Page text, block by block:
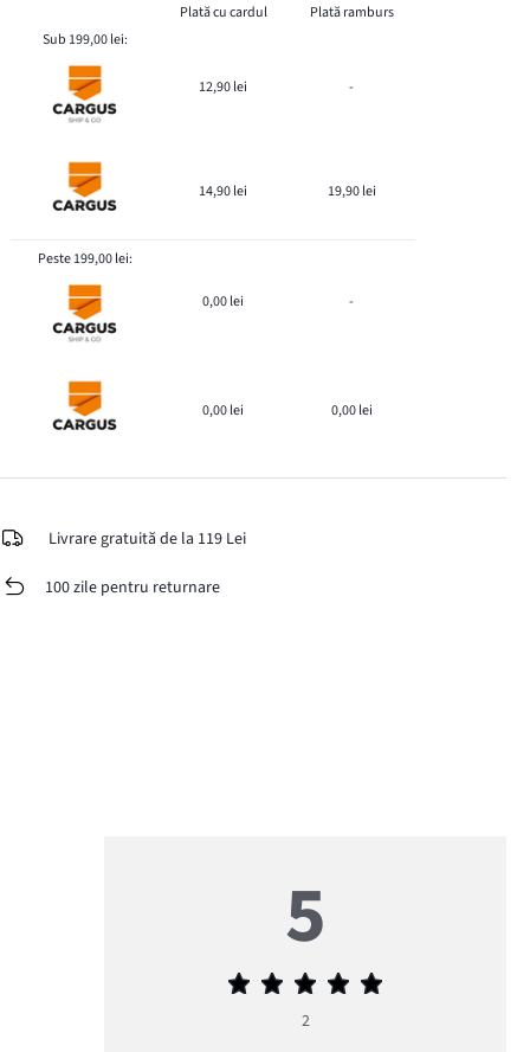
Plată cu cardul
Plată ramburs
Sub 199,00 lei:
12,90 lei -
14,90 lei 19,90 lei
Peste 199,00 lei:
0,00 lei -
0,00 lei 0,00 lei
Livrare gratuită de la 119 Lei
100 zile pentru returnare
5
Evaluarea
5
2